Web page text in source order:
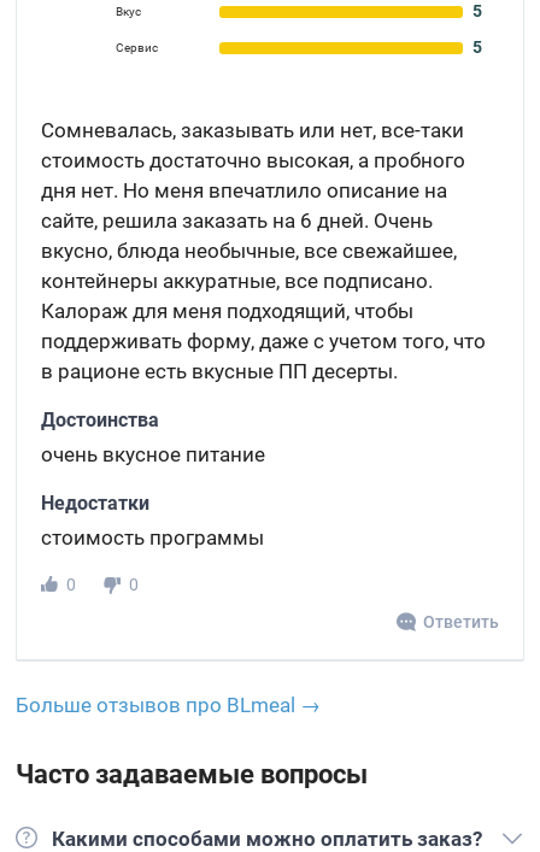
Вкус 5
Сервис 5
Сомневалась, заказывать или нет, все-таки
стоимость достаточно высокая, а пробного
дня нет. Но меня впечатлило описание на
сайте, решила заказать на 6 дней. Очень
вкусно, блюда необычные, все свежайшее,
контейнеры аккуратные, все подписано.
Калораж для меня подходящий, чтобы
поддерживать форму, даже с учетом того, что
в рационе есть вкусные ПП десерты.
Достоинства
очень вкусное питание
Недостатки
стоимость программы
0
0
Ответить
Больше отзывов про BLmeal →
Часто задаваемые вопросы
Какими способами можно оплатить заказ?